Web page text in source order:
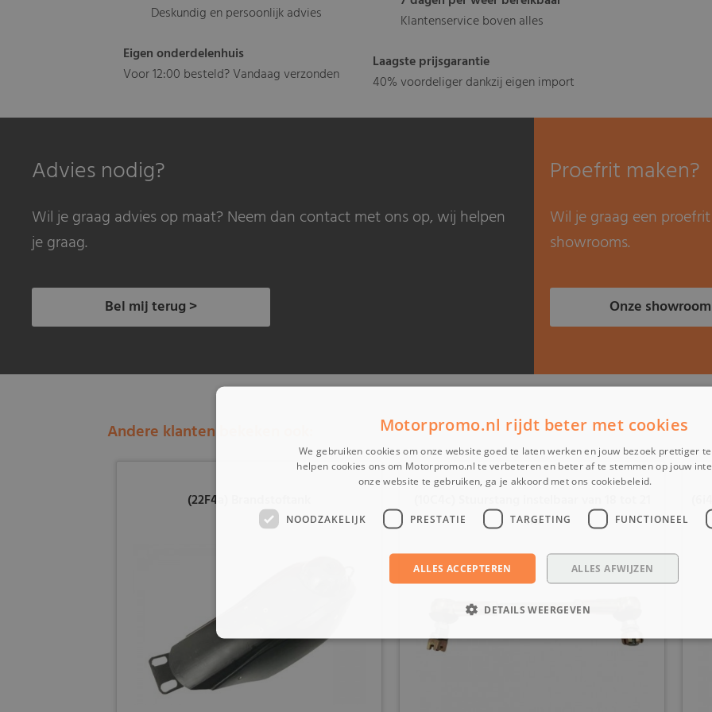
Deskundig en persoonlijk advies
Eigen onderdelenhuis
Voor 12:00 besteld? Vandaag verzonden
Klantenservice boven alles
Laagste prijsgarantie
40% voordeliger dankzij eigen import
Advies nodig?
Wil je graag advies op maat? Neem dan contact met ons op, wij helpen
je graag.
Bel mij terug >
Proefrit maken?
Wil je graag een
showrooms.
Onze
Andere klanten bekeken ook:
(22F4a) Brandstoftank
cm
Motorpromo.nl rijdt beter met cookies
We gebruiken cookies om onze website goed te laten werken en jouw bezoek prettiger
helpen cookies ons om Motorpromo.nl te verbeteren en beter af te stemmen op jouw
onze website te gebruiken, ga je akkoord met ons cookiebeleid.
NOODZAKELIJK PRESTATIE TARGETING FUNCTIONEEL
ALLES ACCEPTEREN ALLES AFWIJZEN
DETAILS WEERGEVEN